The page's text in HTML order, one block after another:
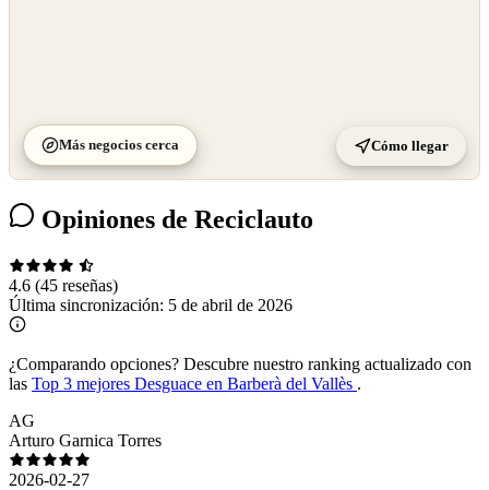
Más negocios cerca Cómo llegar
Opiniones de Reciclauto
4.6 (45 reseñas)
Última sincronización: 5 de abril de 2026
¿Comparando opciones? Descubre nuestro ranking actualizado con
las Top 3 mejores Desguace en Barberà del Vallès .
AG
Arturo Garnica Torres
2026-02-27